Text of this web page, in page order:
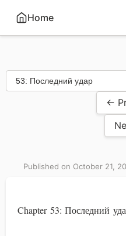
Home
←
Published on October 21,
Chapter 53: Последний